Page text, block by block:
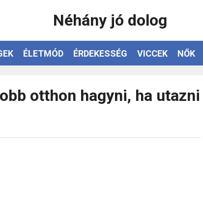
Néhány jó dolog
ÉLETMÓD ÉRDEKESSÉG VICCEK NŐK
otthon hagyni, ha utazni